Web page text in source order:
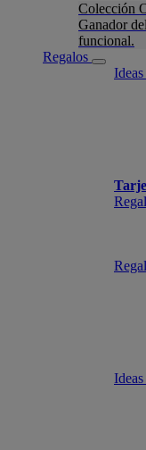
Colección
Ganador
funcional.
Regalos